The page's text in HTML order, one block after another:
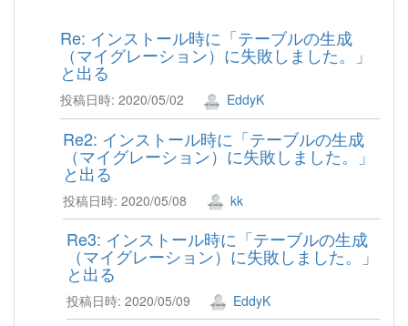
Re: インストール時に「テーブルの生成
（マイグレーション）に失敗しました。」
と出る
投稿日時: 2020/05/02 EddyK
Re2: インストール時に「テーブルの生成
（マイグレーション）に失敗しました。」
と出る
投稿日時: 2020/05/08 kk
Re3: インストール時に「テーブルの生成
（マイグレーション）に失敗しました。」
と出る
投稿日時: 2020/05/09 EddyK